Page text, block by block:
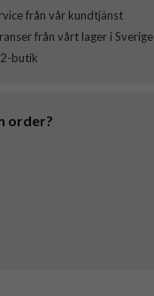
från vår kundtjänst
från vårt lager i Sverige
butik
order?